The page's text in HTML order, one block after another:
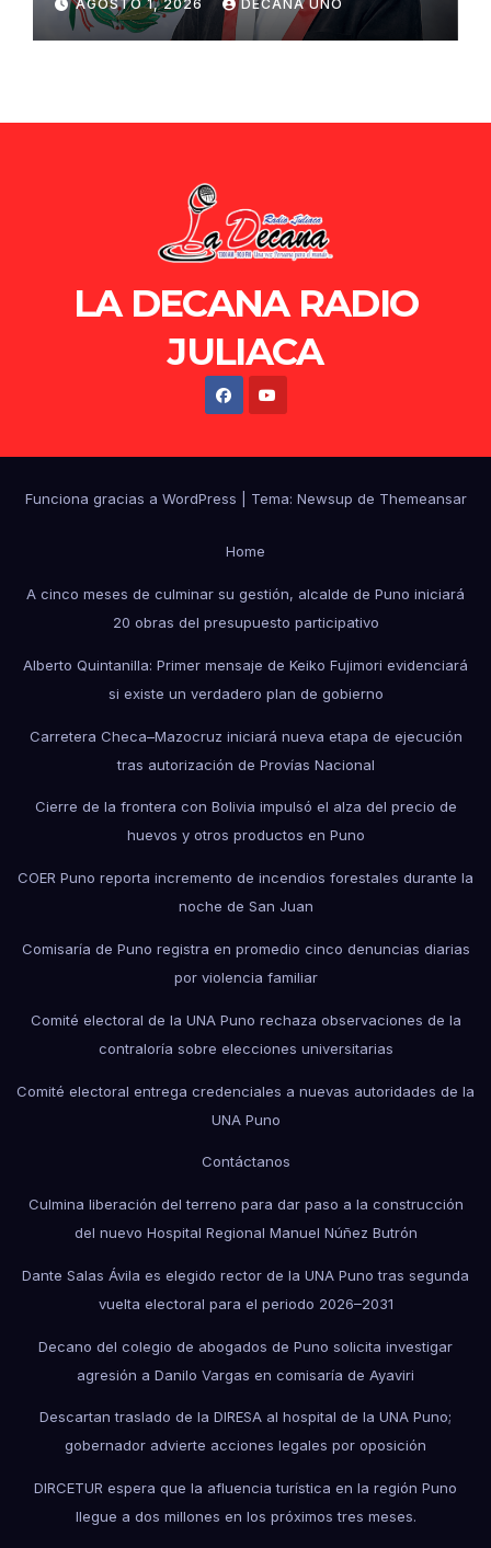
de Ollanta Humala
AGOSTO 1, 2026 DECANA UNO
LA DECANA RADIO
JULIACA
Funciona gracias a WordPress Tema: Newsup de Themeansar
Home
A cinco meses de culminar su gestión, alcalde de Puno iniciará
20 obras del presupuesto participativo
Alberto Quintanilla: Primer mensaje de Keiko Fujimori evidenciará
si existe un verdadero plan de gobierno
Carretera Checa–Mazocruz iniciará nueva etapa de ejecución
tras autorización de Provías Nacional
Cierre de la frontera con Bolivia impulsó el alza del precio de
huevos y otros productos en Puno
COER Puno reporta incremento de incendios forestales durante la
noche de San Juan
Comisaría de Puno registra en promedio cinco denuncias diarias
por violencia familiar
Comité electoral de la UNA Puno rechaza observaciones de la
contraloría sobre elecciones universitarias
Comité electoral entrega credenciales a nuevas autoridades de la
UNA Puno
Contáctanos
Culmina liberación del terreno para dar paso a la construcción
del nuevo Hospital Regional Manuel Núñez Butrón
Dante Salas Ávila es elegido rector de la UNA Puno tras segunda
vuelta electoral para el periodo 2026–2031
Decano del colegio de abogados de Puno solicita investigar
agresión a Danilo Vargas en comisaría de Ayaviri
Descartan traslado de la DIRESA al hospital de la UNA Puno;
gobernador advierte acciones legales por oposición
DIRCETUR espera que la afluencia turística en la región Puno
llegue a dos millones en los próximos tres meses.